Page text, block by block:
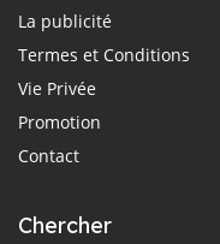
La publicité
Termes et Conditions
Vie Privée
Promotion
Contact
Chercher